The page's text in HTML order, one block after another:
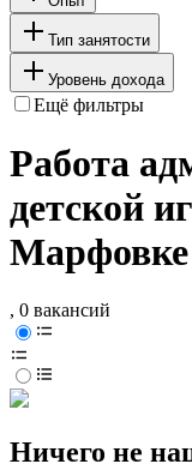
Тип занятости
Уровень дохода
Ещё фильтры
Работа
детской
Марфовке
, 0 вакансий
Ничего не